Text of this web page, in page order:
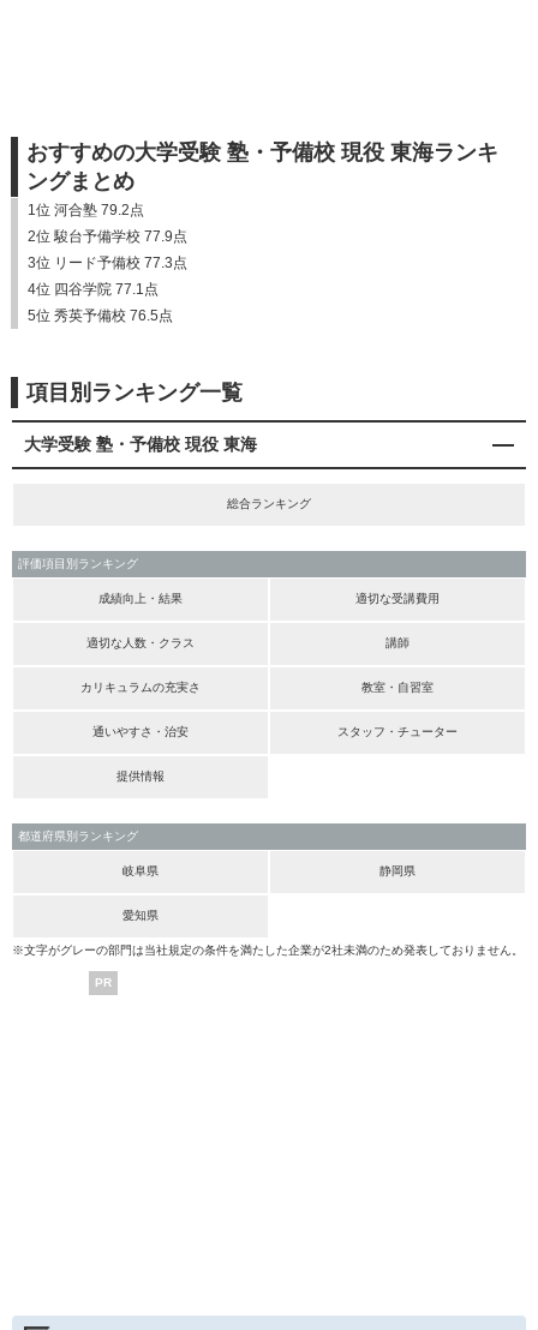
おすすめの大学受験 塾・予備校 現役 東海ランキ
ングまとめ
1位 河合塾 79.2点
2位 駿台予備学校 77.9点
3位 リード予備校 77.3点
4位 四谷学院 77.1点
5位 秀英予備校 76.5点
項目別ランキング一覧
大学受験 塾・予備校 現役 東海
総合ランキング
評価項目別ランキング
成績向上・結果 適切な受講費用
適切な人数・クラス 講師
カリキュラムの充実さ 教室・自習室
通いやすさ・治安 スタッフ・チューター
提供情報
都道府県別ランキング
岐阜県 静岡県
愛知県
※文字がグレーの部門は当社規定の条件を満たした企業が2社未満のため発表しておりません。
PR